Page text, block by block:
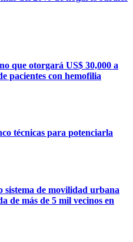
que otorgará US$ 30,000 a
pacientes con hemofilia
técnicas para potenciarla
sistema de movilidad urbana
de más de 5 mil vecinos en